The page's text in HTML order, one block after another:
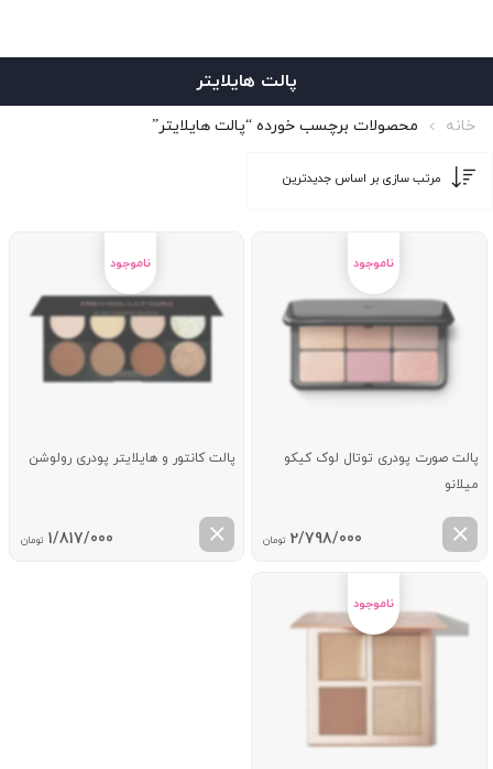
پالت هایلایتر
خانه محصولات برچسب خورده “پالت هایلایتر”
پالت صورت پودری توتال لوک کیکو
میلانو
2/798/000 تومان
پالت کانتور و هایلایتر پودری رولوشن
1/817/000 تومان